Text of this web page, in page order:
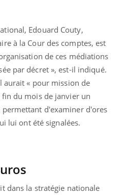
Edouard Couty,
à la Cour des comptes, est
de ces médiations
par décret », est-il indiqué.
aurait « pour mission de
du mois de janvier un
d'examiner d'ores
lui ont été signalées.
dans la stratégie nationale